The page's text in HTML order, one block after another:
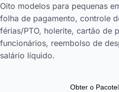
Oito modelos para pequenas
folha de pagamento, controle
férias/PTO, holerite, cartão de
funcionários, reembolso de
salário líquido.
Obter o Pacote